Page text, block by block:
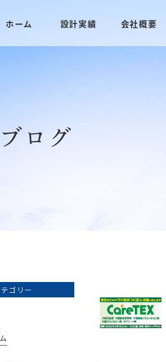
ホーム 設計実績 会社概要
ログ
ゴリー